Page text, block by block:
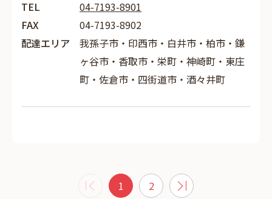
TEL
04-7193-8901
FAX
04-7193-8902
配達エリア
我孫子市・印西市・白井市・柏市・鎌
ヶ谷市・香取市・栄町・神崎町・東庄
町・佐倉市・四街道市・酒々井町
1 2